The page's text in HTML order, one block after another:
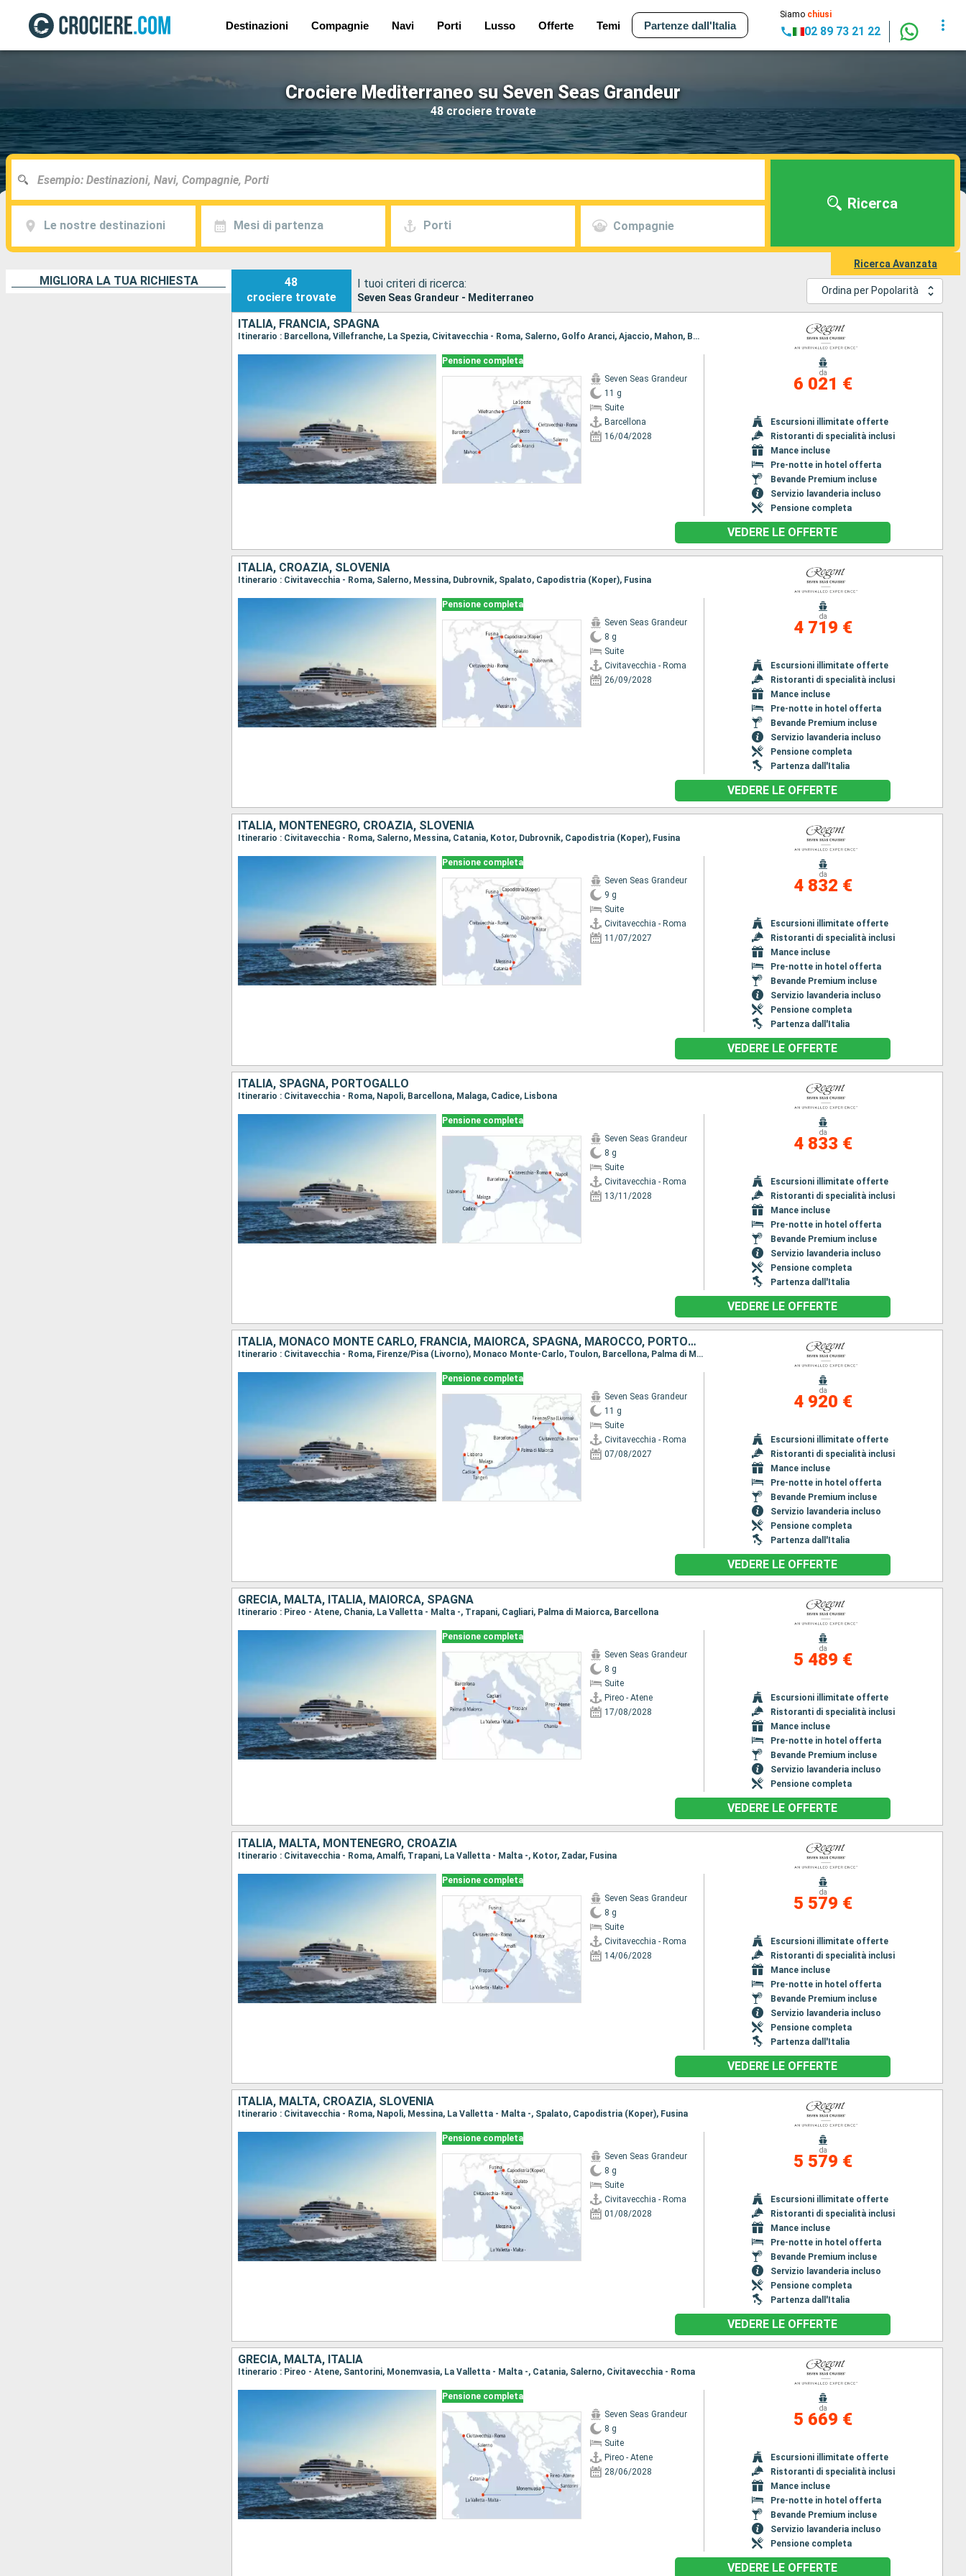
Destinazioni Compagnie Navi Porti Lusso Offerte Temi Partenze dall'Italia
Siamo chiusi
02 89 73 21 22
Crociere Mediterraneo su Seven Seas Grandeur
48 crociere trovate
Le nostre destinazioni Mesi di partenza Porti Compagnie
Ricerca
Ricerca Avanzata
MIGLIORA LA TUA RICHIESTA
48
crociere trovate
I tuoi criteri di ricerca:
Seven Seas Grandeur - Mediterraneo
Ordina per Popolarità
ITALIA, FRANCIA, SPAGNA
Itinerario : Barcellona, Villefranche, La Spezia, Civitavecchia - Roma, Salerno, Golfo Aranci, Ajaccio, Mahon, Barcellona
Pensione completa
Seven Seas Grandeur
11 g
Suite
Barcellona
16/04/2028
da
6 021 €
Escursioni illimitate offerte
Ristoranti di specialità inclusi
Mance incluse
Pre-notte in hotel offerta
Bevande Premium incluse
Servizio lavanderia incluso
Pensione completa
VEDERE LE OFFERTE
ITALIA, CROAZIA, SLOVENIA
Itinerario : Civitavecchia - Roma, Salerno, Messina, Dubrovnik, Spalato, Capodistria (Koper), Fusina
Pensione completa
Seven Seas Grandeur
8 g
Suite
Civitavecchia - Roma
26/09/2028
da
4 719 €
Escursioni illimitate offerte
Ristoranti di specialità inclusi
Mance incluse
Pre-notte in hotel offerta
Bevande Premium incluse
Servizio lavanderia incluso
Pensione completa
Partenza dall'Italia
VEDERE LE OFFERTE
ITALIA, MONTENEGRO, CROAZIA, SLOVENIA
Itinerario : Civitavecchia - Roma, Salerno, Messina, Catania, Kotor, Dubrovnik, Capodistria (Koper), Fusina
Pensione completa
Seven Seas Grandeur
9 g
Suite
Civitavecchia - Roma
11/07/2027
da
4 832 €
Escursioni illimitate offerte
Ristoranti di specialità inclusi
Mance incluse
Pre-notte in hotel offerta
Bevande Premium incluse
Servizio lavanderia incluso
Pensione completa
Partenza dall'Italia
VEDERE LE OFFERTE
ITALIA, SPAGNA, PORTOGALLO
Itinerario : Civitavecchia - Roma, Napoli, Barcellona, Malaga, Cadice, Lisbona
Pensione completa
Seven Seas Grandeur
8 g
Suite
Civitavecchia - Roma
13/11/2028
da
4 833 €
Escursioni illimitate offerte
Ristoranti di specialità inclusi
Mance incluse
Pre-notte in hotel offerta
Bevande Premium incluse
Servizio lavanderia incluso
Pensione completa
Partenza dall'Italia
VEDERE LE OFFERTE
ITALIA, MONACO MONTE CARLO, FRANCIA, MAIORCA, SPAGNA, MAROCCO, PORTOGALLO
Itinerario : Civitavecchia - Roma, Firenze/Pisa (Livorno), Monaco Monte-Carlo, Toulon, Barcellona, Palma di Maiorca, Malaga, Tangeri, Cadice, Lisbona
Pensione completa
Seven Seas Grandeur
11 g
Suite
Civitavecchia - Roma
07/08/2027
da
4 920 €
Escursioni illimitate offerte
Ristoranti di specialità inclusi
Mance incluse
Pre-notte in hotel offerta
Bevande Premium incluse
Servizio lavanderia incluso
Pensione completa
Partenza dall'Italia
VEDERE LE OFFERTE
GRECIA, MALTA, ITALIA, MAIORCA, SPAGNA
Itinerario : Pireo - Atene, Chania, La Valletta - Malta -, Trapani, Cagliari, Palma di Maiorca, Barcellona
Pensione completa
Seven Seas Grandeur
8 g
Suite
Pireo - Atene
17/08/2028
da
5 489 €
Escursioni illimitate offerte
Ristoranti di specialità inclusi
Mance incluse
Pre-notte in hotel offerta
Bevande Premium incluse
Servizio lavanderia incluso
Pensione completa
VEDERE LE OFFERTE
ITALIA, MALTA, MONTENEGRO, CROAZIA
Itinerario : Civitavecchia - Roma, Amalfi, Trapani, La Valletta - Malta -, Kotor, Zadar, Fusina
Pensione completa
Seven Seas Grandeur
8 g
Suite
Civitavecchia - Roma
14/06/2028
da
5 579 €
Escursioni illimitate offerte
Ristoranti di specialità inclusi
Mance incluse
Pre-notte in hotel offerta
Bevande Premium incluse
Servizio lavanderia incluso
Pensione completa
Partenza dall'Italia
VEDERE LE OFFERTE
ITALIA, MALTA, CROAZIA, SLOVENIA
Itinerario : Civitavecchia - Roma, Napoli, Messina, La Valletta - Malta -, Spalato, Capodistria (Koper), Fusina
Pensione completa
Seven Seas Grandeur
8 g
Suite
Civitavecchia - Roma
01/08/2028
da
5 579 €
Escursioni illimitate offerte
Ristoranti di specialità inclusi
Mance incluse
Pre-notte in hotel offerta
Bevande Premium incluse
Servizio lavanderia incluso
Pensione completa
Partenza dall'Italia
VEDERE LE OFFERTE
GRECIA, MALTA, ITALIA
Itinerario : Pireo - Atene, Santorini, Monemvasia, La Valletta - Malta -, Catania, Salerno, Civitavecchia - Roma
Pensione completa
Seven Seas Grandeur
8 g
Suite
Pireo - Atene
28/06/2028
da
5 669 €
Escursioni illimitate offerte
Ristoranti di specialità inclusi
Mance incluse
Pre-notte in hotel offerta
Bevande Premium incluse
Servizio lavanderia incluso
Pensione completa
VEDERE LE OFFERTE